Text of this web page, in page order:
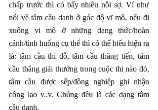
chấp trước thì có bấy nhiêu nỗi sợ. Ví như
nói về tâm cầu danh ở góc độ vĩ mô, nếu đi
xuống vi mô ở những dạng thức/hoàn
cảnh/tình huống cụ thể thì có thể biểu hiện ra
là: tâm cầu thi đỗ, tâm cầu thăng tiến, tâm
cầu thắng giải thưởng trong cuộc thi nào đó,
tâm cầu được sếp/đồng nghiệp ghi nhận
công lao v..v. Chúng đều là các dạng tâm
cầu danh.